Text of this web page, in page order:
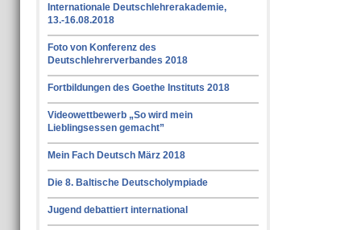
Internationale Deutschlehrerakademie,
13.-16.08.2018
Foto von Konferenz des
Deutschlehrerverbandes 2018
Fortbildungen des Goethe Instituts 2018
Videowettbewerb „So wird mein
Lieblingsessen gemacht”
Mein Fach Deutsch März 2018
Die 8. Baltische Deutscholympiade
Jugend debattiert international